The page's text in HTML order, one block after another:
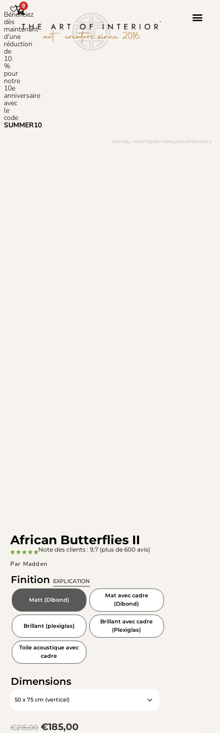
Bénéficiez
dès
maintenant
d'une
réduction
de
10
%
pour
notre
10e
anniversaire
avec
le
code
SUMMER10
0
ACCUEIL / ARTISTIQUE / PAPILLONS AFRICAINS II
African Butterflies II
Note des clients : 9,7 (plus de 600 avis)
Par Madden
Finition EXPLICATION
Matt (Dibond)
Mat avec cadre
(Dibond)
Brillant (plexiglas)
Brillant avec cadre
(Plexiglas)
Toile acoustique avec
cadre
Dimensions
€215,00 €185,00